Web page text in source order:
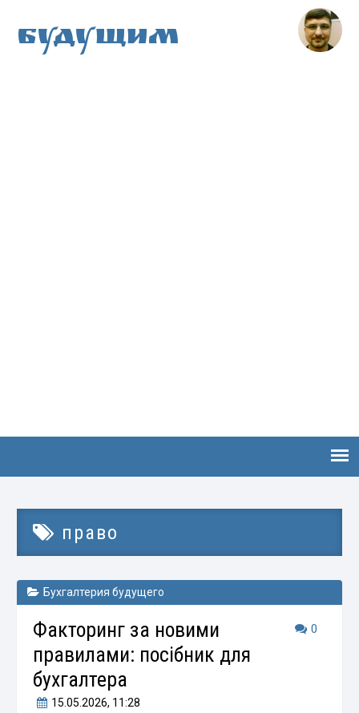
Будущим
право
Бухгалтерия будущего
0
Факторинг за новими
правилами: посібник для
бухгалтера
15.05.2026, 11:28